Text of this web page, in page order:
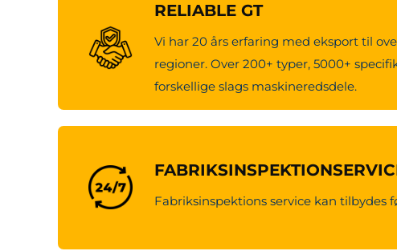
RELIABLE GT
Vi har 20 års erfaring med eksport til
regioner. Over 200+ typer, 5000+
forskellige slags maskineredsdele.
Fabriksinspektions service kan tilbydes